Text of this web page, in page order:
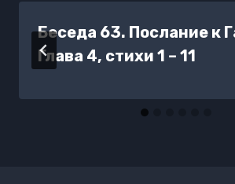
Беседа 63. Послание к
Глава 4, стихи 1 – 11